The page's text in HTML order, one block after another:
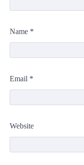
Name *
Email *
Website